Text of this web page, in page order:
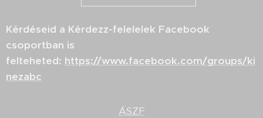
Kérdéseid a Kérdezz-felelelek Facebook
csoportban is
felteheted: https://www.facebook.com/groups/ki
nezabc
ÁSZF